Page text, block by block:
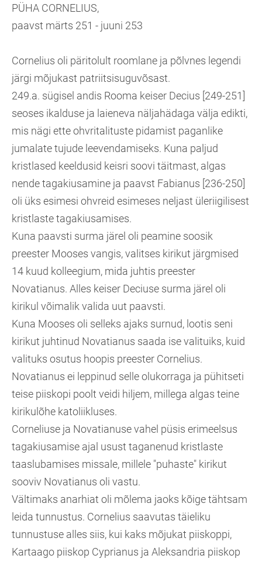
PÜHA CORNELIUS,
paavst märts 251 - juuni 253
Cornelius oli päritolult roomlane ja põlvnes legendi
järgi mõjukast patriitsisuguvõsast.
249.a. sügisel andis Rooma keiser Decius [249-251]
seoses ikalduse ja laieneva näljahädaga välja edikti,
mis nägi ette ohvritalituste pidamist paganlike
jumalate tujude leevendamiseks. Kuna paljud
kristlased keeldusid keisri soovi täitmast, algas
nende tagakiusamine ja paavst Fabianus [236-250]
oli üks esimesi ohvreid esimeses neljast üleriigilisest
kristlaste tagakiusamises.
Kuna paavsti surma järel oli peamine soosik
preester Mooses vangis, valitses kirikut järgmised
14 kuud kolleegium, mida juhtis preester
Novatianus. Alles keiser Deciuse surma järel oli
kirikul võimalik valida uut paavsti.
Kuna Mooses oli selleks ajaks surnud, lootis seni
kirikut juhtinud Novatianus saada ise valituiks, kuid
valituks osutus hoopis preester Cornelius.
Novatianus ei leppinud selle olukorraga ja pühitseti
teise piiskopi poolt veidi hiljem, millega algas teine
kirikulõhe katoliikluses.
Corneliuse ja Novatianuse vahel püsis erimeelsus
tagakiusamise ajal usust taganenud kristlaste
taaslubamises missale, millele "puhaste" kirikut
sooviv Novatianus oli vastu.
Vältimaks anarhiat oli mõlema jaoks kõige tähtsam
leida tunnustus. Cornelius saavutas täieliku
tunnustuse alles siis, kui kaks mõjukat piiskoppi,
Kartaago piiskop Cyprianus ja Aleksandria piiskop